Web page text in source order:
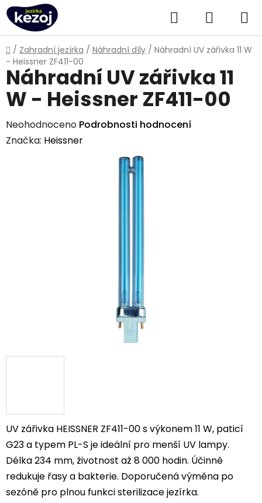
Přejít
na
obsah
Hledat
KOŠÍK
Domů
/ Zahradní jezírka / Náhradní díly / Náhradní UV zářivka 11 W
- Heissner ZF411-00
UV zářivka HEISSNER ZF411-00 s výkonem 11 W, paticí
G23 a typem PL-S je ideální pro menší UV lampy.
Délka 234 mm, životnost až 8 000 hodin. Účinně
redukuje řasy a bakterie. Doporučená výměna po
sezóně pro plnou funkci sterilizace jezírka.
Náhradní UV zářivka 11
W - Heissner ZF411-00
Průměrné
hodnocení
Neohodnoceno Podrobnosti hodnocení
Značka: Heissner